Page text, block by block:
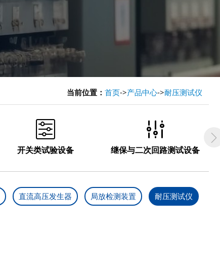
当前位置： 首页->产品中心->耐压测试仪

开关类试验设备

继保与二次回路测试设备
直流高压发生器 局放检测装置 耐压测试仪